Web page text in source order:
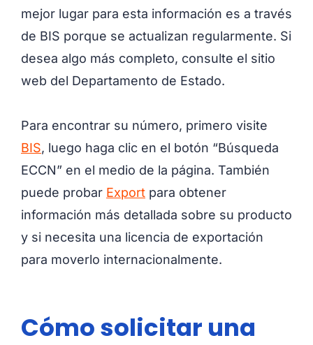
mejor lugar para esta información es a través
de BIS porque se actualizan regularmente. Si
desea algo más completo, consulte el sitio
web del Departamento de Estado.
Para encontrar su número, primero visite
BIS, luego haga clic en el botón “Búsqueda
ECCN” en el medio de la página. También
puede probar Export para obtener
información más detallada sobre su producto
y si necesita una licencia de exportación
para moverlo internacionalmente.
Cómo solicitar una